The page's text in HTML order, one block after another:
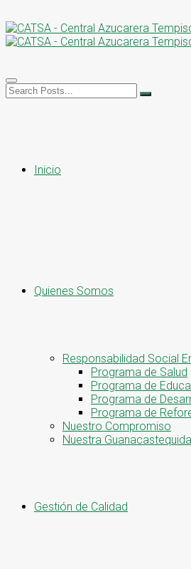
Inicio
Quienes Somos
Responsabilidad Social
Programa de Salud
Programa de
Programa de
Programa de
Nuestro Compromiso
Nuestra
Gestión de Calidad